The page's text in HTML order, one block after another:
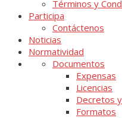
Términos y
Participa
Contáctenos
Noticias
Normatividad
Documentos
Expensas
Licencias
Decretos
Formatos